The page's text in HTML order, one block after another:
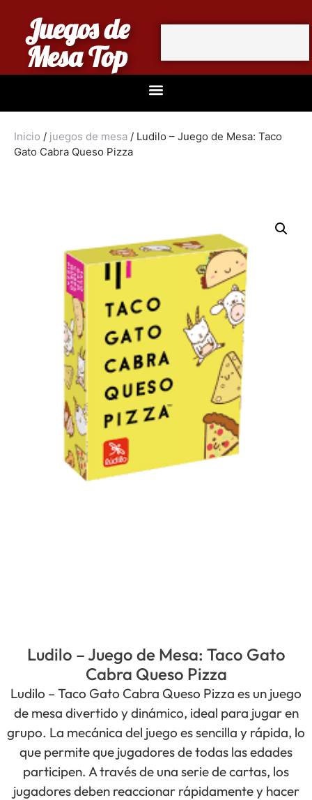
Juegos de
Mesa Top
Inicio / juegos de mesa / Ludilo – Juego de Mesa: Taco
Gato Cabra Queso Pizza
Ludilo – Juego de Mesa: Taco Gato
Cabra Queso Pizza
Ludilo – Taco Gato Cabra Queso Pizza es un juego
de mesa divertido y dinámico, ideal para jugar en
grupo. La mecánica del juego es sencilla y rápida, lo
que permite que jugadores de todas las edades
participen. A través de una serie de cartas, los
jugadores deben reaccionar rápidamente y hacer